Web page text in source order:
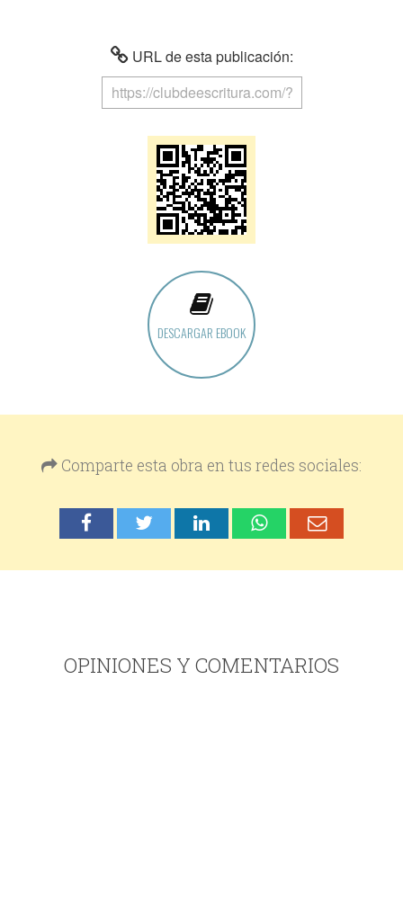
URL de esta publicación:
DESCARGAR EBOOK
Comparte esta obra en tus redes sociales:
OPINIONES Y COMENTARIOS